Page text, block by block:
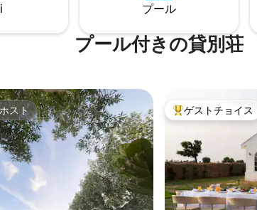
プール
プール付きの貸別荘
スト
スト 大好評のゲストチ
ゲストチョイス